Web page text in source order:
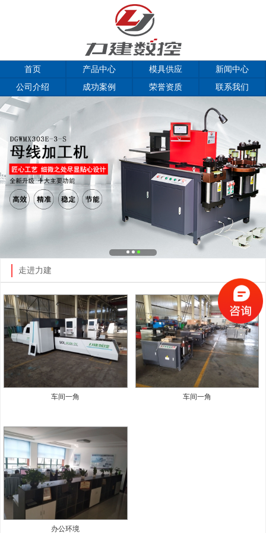
首页 产品中心 模具供应
新闻中心
公司介绍
成功案例 荣誉资质 联系我们
走进力建
车间一角 车间一角
办公环境